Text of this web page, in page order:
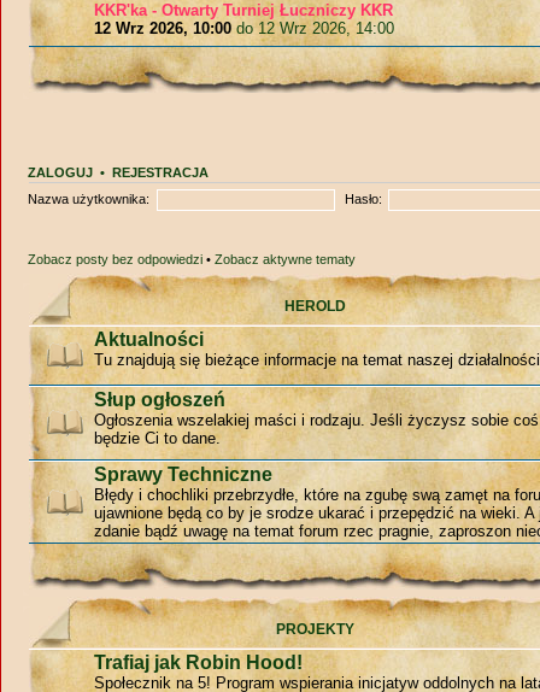
KKR'ka - Otwarty Turniej Łuczniczy KKR
12 Wrz 2026, 10:00 do 12 Wrz 2026, 14:00
ZALOGUJ •REJESTRACJA
Nazwa użytkownika:
Hasło:
Zobacz posty bez odpowiedzi •Zobacz aktywne tematy
HEROLD
Aktualności
Tu znajdują się bieżące informacje na temat naszej
Słup ogłoszeń
Ogłoszenia wszelakiej maści i rodzaju. Jeśli życzysz sobie
będzie Ci to dane.
Sprawy Techniczne
Błędy i chochliki przebrzydłe, które na zgubę swą zamęt na
ujawnione będą co by je srodze ukarać i przepędzić na wieki.
zdanie bądź uwagę na temat forum rzec pragnie, zaproszon
PROJEKTY
Trafiaj jak Robin Hood!
Społecznik na 5! Program wspierania inicjatyw oddolnych na